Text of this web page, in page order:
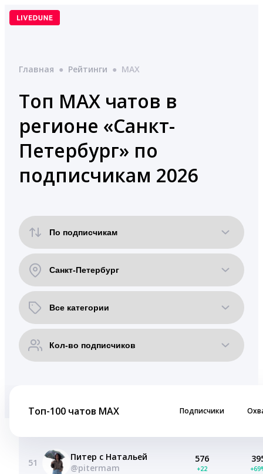
Перейти
Главная ● Рейтинги ● MAX
Топ MAX чатов в
регионе «Санкт-
Петербург» по
подписчикам 2026
Топ-100 чатов MAX Подписчики
51
Питер с Натальей
@pitermam
576
+22